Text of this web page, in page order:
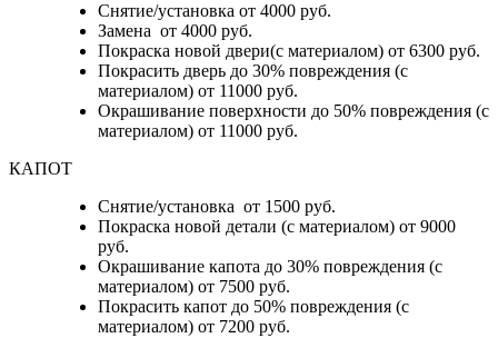
Снятие/установка от 4000 руб.
Замена от 4000 руб.
Покраска новой двери(с материалом) от 6300 руб.
Покрасить дверь до 30% повреждения (с
материалом) от 11000 руб.
Окрашивание поверхности до 50% повреждения (с
материалом) от 11000 руб.
КАПОТ
Снятие/установка от 1500 руб.
Покраска новой детали (с материалом) от 9000
руб.
Окрашивание капота до 30% повреждения (с
материалом) от 7500 руб.
Покрасить капот до 50% повреждения (с
материалом) от 7200 руб.